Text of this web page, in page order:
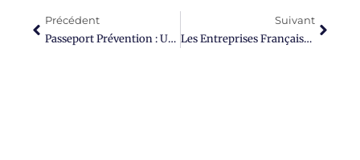
Précédent
Passeport Prévention : Une Nouvelle Charge Pour Les RH En 2026
Suivant
Les Entreprises Françaises Et La Formation : 25 Milliards D’euros Et Autant De Doutes